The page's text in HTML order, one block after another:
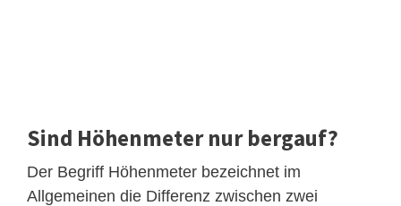
Sind Höhenmeter nur bergauf?
Der Begriff Höhenmeter bezeichnet im
Allgemeinen die Differenz zwischen zwei